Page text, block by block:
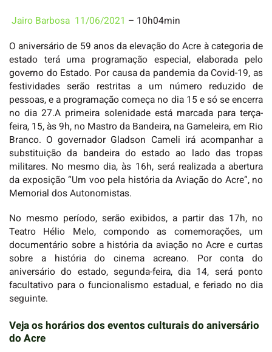
Jairo Barbosa 11/06/2021 – 10h04min
O aniversário de 59 anos da elevação do Acre à categoria de
estado terá uma programação especial, elaborada pelo
governo do Estado. Por causa da pandemia da Covid-19, as
festividades serão restritas a um número reduzido de
pessoas, e a programação começa no dia 15 e só se encerra
no dia 27.A primeira solenidade está marcada para terça-
feira, 15, às 9h, no Mastro da Bandeira, na Gameleira, em Rio
Branco. O governador Gladson Cameli irá acompanhar a
substituição da bandeira do estado ao lado das tropas
militares. No mesmo dia, às 16h, será realizada a abertura
da exposição “Um voo pela história da Aviação do Acre”, no
Memorial dos Autonomistas.
No mesmo período, serão exibidos, a partir das 17h, no
Teatro Hélio Melo, compondo as comemorações, um
documentário sobre a história da aviação no Acre e curtas
sobre a história do cinema acreano. Por conta do
aniversário do estado, segunda-feira, dia 14, será ponto
facultativo para o funcionalismo estadual, e feriado no dia
seguinte.
Veja os horários dos eventos culturais do aniversário
do Acre